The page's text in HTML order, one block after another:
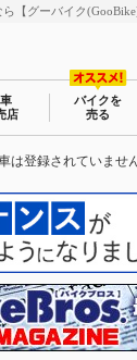
【グーバイク(GooBike)
店
バイクを
売る
は登録されていませ